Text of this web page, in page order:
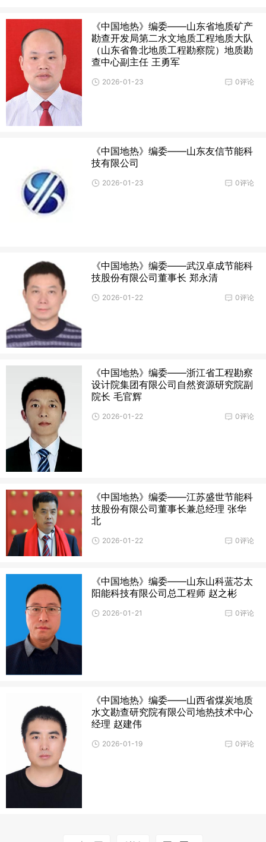
《中国地热》编委——山东省地质矿产
勘查开发局第二水文地质工程地质大队
（山东省鲁北地质工程勘察院）地质勘
查中心副主任 王勇军
0评论
2026-01-23
《中国地热》编委——山东友信节能科
技有限公司
0评论
2026-01-23
《中国地热》编委——武汉卓成节能科
技股份有限公司董事长 郑永清
0评论
2026-01-22
《中国地热》编委——浙江省工程勘察
设计院集团有限公司自然资源研究院副
院长 毛官辉
0评论
2026-01-22
《中国地热》编委——江苏盛世节能科
技股份有限公司董事长兼总经理 张华
北
0评论
2026-01-22
《中国地热》编委——山东山科蓝芯太
阳能科技有限公司总工程师 赵之彬
0评论
2026-01-21
《中国地热》编委——山西省煤炭地质
水文勘查研究院有限公司地热技术中心
经理 赵建伟
0评论
2026-01-19